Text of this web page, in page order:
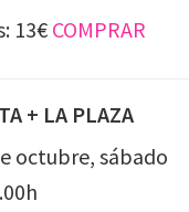
13€ COMPRAR
+ LA PLAZA
octubre, sábado